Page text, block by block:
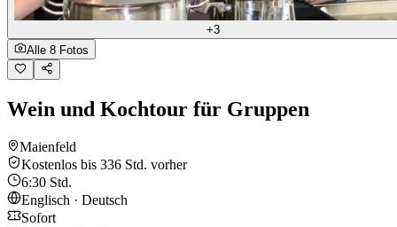
+3
Alle 8 Fotos
Wein und Kochtour für Gruppen
Maienfeld
Kostenlos bis 336 Std. vorher
6:30 Std.
Englisch · Deutsch
Sofort